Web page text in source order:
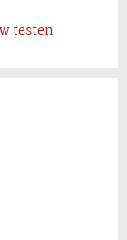
testen